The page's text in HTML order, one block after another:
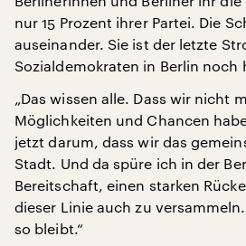
nur 15 Prozent ihrer Partei. Die
auseinander. Sie ist der letzte
Sozialdemokraten in Berlin noch
„Das wissen alle. Dass wir nicht
Möglichkeiten und Chancen
jetzt darum, dass wir das
Stadt. Und da spüre ich in der
Bereitschaft, einen starken
dieser Linie auch zu
so bleibt.“